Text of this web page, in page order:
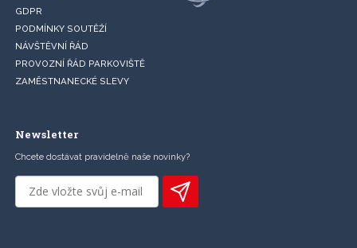
GDPR
PODMÍNKY SOUTĚŽÍ
NÁVŠTĚVNÍ ŘÁD
PROVOZNÍ ŘÁD PARKOVIŠTĚ
ZAMĚSTNANECKÉ SLEVY
Newsletter
Chcete dostávat pravidelně naše novinky?